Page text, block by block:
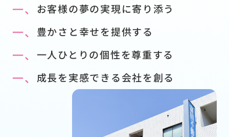
一、 お客様の夢の実現に寄り添う
一、 豊かさと幸せを提供する
一、 一人ひとりの個性を尊重する
一、 成長を実感できる会社を創る